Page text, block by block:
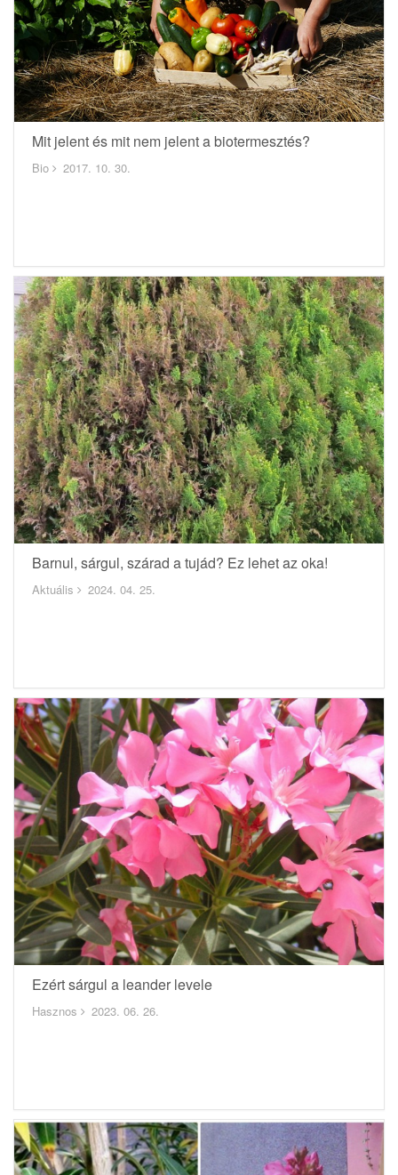
Mit jelent és mit nem jelent a biotermesztés?
Bio 2017. 10. 30.
Barnul, sárgul, szárad a tujád? Ez lehet az oka!
Aktuális 2024. 04. 25.
Ezért sárgul a leander levele
Hasznos 2023. 06. 26.